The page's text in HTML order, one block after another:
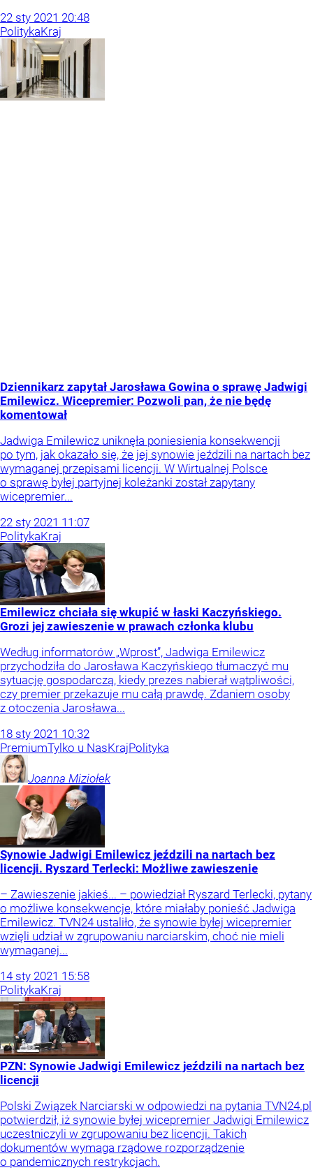
22 sty 2021 20:48
PolitykaKraj
Dziennikarz zapytał Jarosława Gowina o sprawę Jadwigi
Emilewicz. Wicepremier: Pozwoli pan, że nie będę
komentował​
Jadwiga Emilewicz uniknęła poniesienia konsekwencji
po tym, jak okazało się, że jej synowie jeździli na nartach bez
wymaganej przepisami licencji. W Wirtualnej Polsce
o sprawę byłej partyjnej koleżanki został zapytany
wicepremier...
22 sty 2021 11:07
PolitykaKraj
Emilewicz chciała się wkupić w łaski Kaczyńskiego.
Grozi jej zawieszenie w prawach członka klubu
Według informatorów „Wprost”, Jadwiga Emilewicz
przychodziła do Jarosława Kaczyńskiego tłumaczyć mu
sytuację gospodarczą, kiedy prezes nabierał wątpliwości,
czy premier przekazuje mu całą prawdę. Zdaniem osoby
z otoczenia Jarosława...
18 sty 2021 10:32
PremiumTylko u NasKrajPolityka
Joanna Miziołek
Synowie Jadwigi Emilewicz jeździli na nartach bez
licencji. Ryszard Terlecki: Możliwe zawieszenie
– Zawieszenie jakieś... – powiedział Ryszard Terlecki, pytany
o możliwe konsekwencje, które miałaby ponieść Jadwiga
Emilewicz. TVN24 ustaliło, że synowie byłej wicepremier
wzięli udział w zgrupowaniu narciarskim, choć nie mieli
wymaganej...
14 sty 2021 15:58
PolitykaKraj
PZN: Synowie Jadwigi Emilewicz jeździli na nartach bez
licencji
Polski Związek Narciarski w odpowiedzi na pytania TVN24.pl
potwierdził, iż synowie byłej wicepremier Jadwigi Emilewicz
uczestniczyli w zgrupowaniu bez licencji. Takich
dokumentów wymaga rządowe rozporządzenie
o pandemicznych restrykcjach.